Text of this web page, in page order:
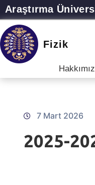
Araştırma
Fizik
7 Mart 2026
2025-